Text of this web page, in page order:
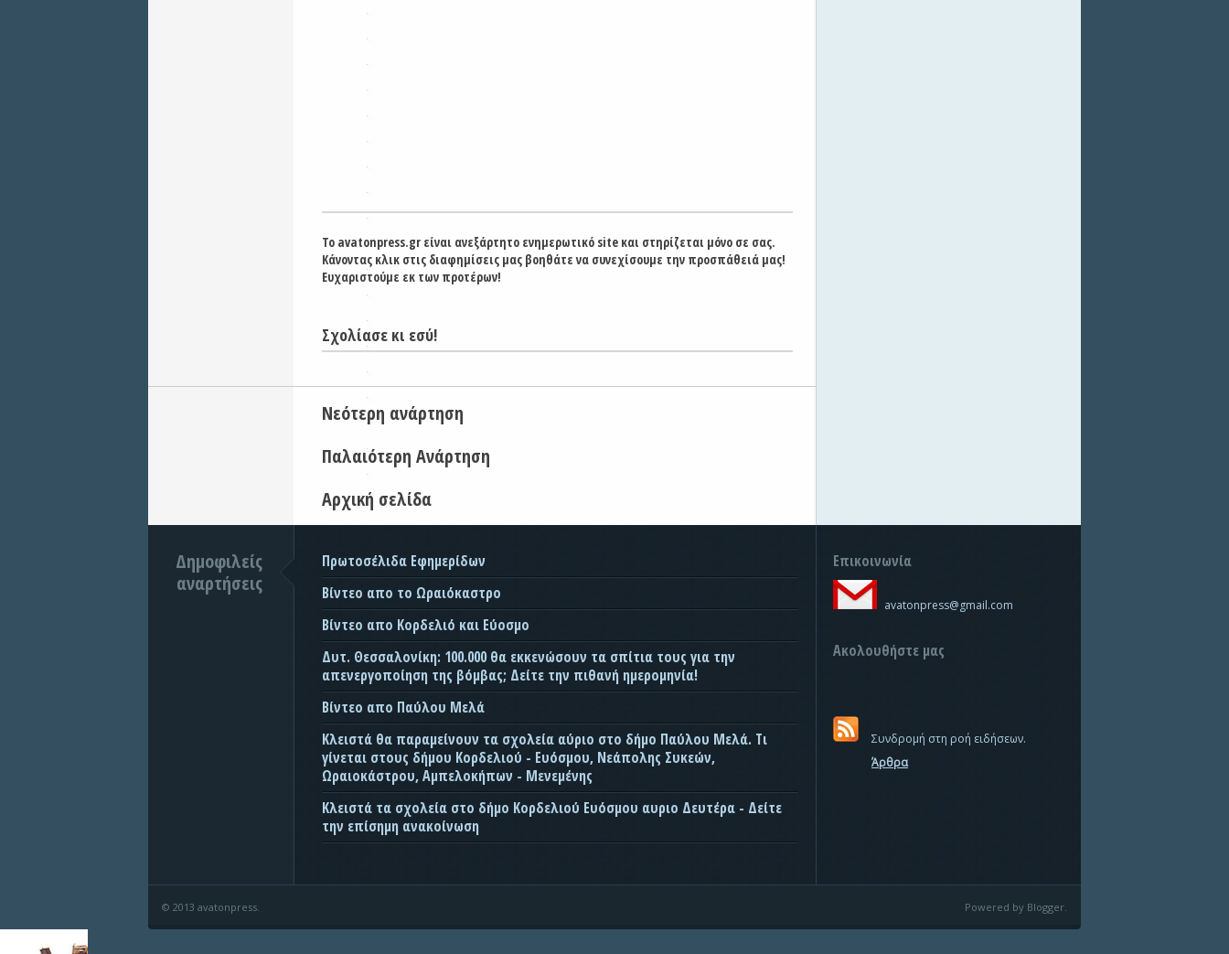
Το avatonpress.gr είναι ανεξάρτητο ενημερωτικό site και στηρίζεται μόνο σε σας.
Κάνοντας κλικ στις διαφημίσεις μας βοηθάτε να συνεχίσουμε την προσπάθειά μας!
Ευχαριστούμε εκ των προτέρων!
Σχολίασε κι εσύ!
Νεότερη ανάρτηση
Παλαιότερη Ανάρτηση
Αρχική σελίδα
Δημοφιλείς
αναρτήσεις
Πρωτοσέλιδα Εφημερίδων
Βίντεο απο το Ωραιόκαστρο
Βίντεο απο Κορδελιό και Εύοσμο
Δυτ. Θεσσαλονίκη: 100.000 θα εκκενώσουν τα σπίτια τους για την
απενεργοποίηση της βόμβας; Δείτε την πιθανή ημερομηνία!
Βίντεο απο Παύλου Μελά
Κλειστά θα παραμείνουν τα σχολεία αύριο στο δήμο Παύλου Μελά. Τι
γίνεται στους δήμου Κορδελιού - Ευόσμου, Νεάπολης Συκεών,
Ωραιοκάστρου, Αμπελοκήπων - Μενεμένης
Κλειστά τα σχολεία στο δήμο Κορδελιού Ευόσμου αυριο Δευτέρα - Δείτε
την επίσημη ανακοίνωση
Επικοινωνία
avatonpress@gmail.com
Ακολουθήστε μας
Συνδρομή στη ροή ειδήσεων.
Άρθρα
© 2013 avatonpress. Powered by Blogger.